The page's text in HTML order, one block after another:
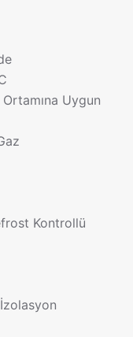
Uygun
Kontrollü